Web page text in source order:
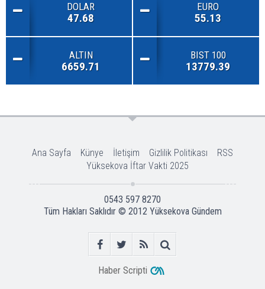
DOLAR
47.68
EURO
55.13
ALTIN
6659.71
BIST 100
13779.39
Ana Sayfa Künye İletişim Gizlilik Politikası
RSS
Yüksekova İftar Vakti 2025
0543 597 8270
Tüm Hakları Saklıdır © 2012 Yüksekova Gündem
Haber Scripti